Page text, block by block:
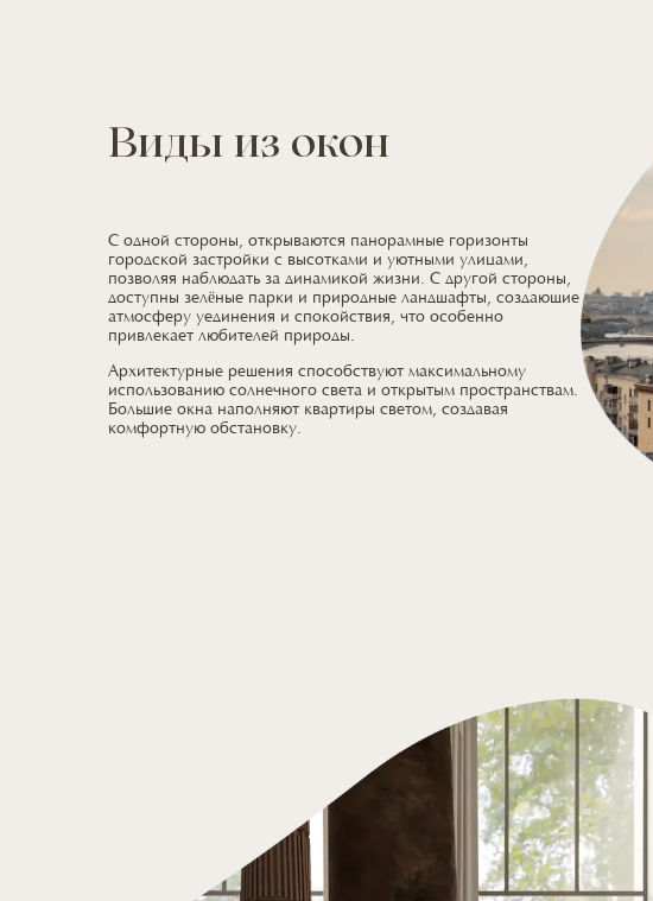
Виды из окон
С одной стороны, открываются панорамные горизонты
городской застройки с высотками и уютными улицами,
позволяя наблюдать за динамикой жизни. С другой стороны,
доступны зелёные парки и природные ландшафты, создающие
атмосферу уединения и спокойствия, что особенно
привлекает любителей природы.
Архитектурные решения способствуют максимальному
использованию солнечного света и открытым пространствам.
Большие окна наполняют квартиры светом, создавая
комфортную обстановку.